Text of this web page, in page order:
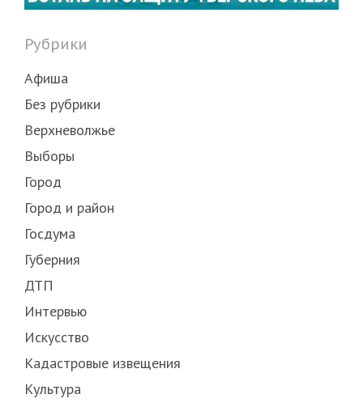
Рубрики
Афиша
Без рубрики
Верхневолжье
Выборы
Город
Город и район
Госдума
Губерния
ДТП
Интервью
Искусство
Кадастровые извещения
Культура